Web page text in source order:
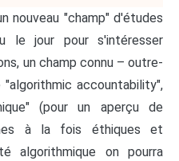
nouveau "champ" d'études
le jour pour s'intéresser
un champ connu – outre-
accountability",
(pour un aperçu de
à la fois éthiques et
algorithmique on pourra